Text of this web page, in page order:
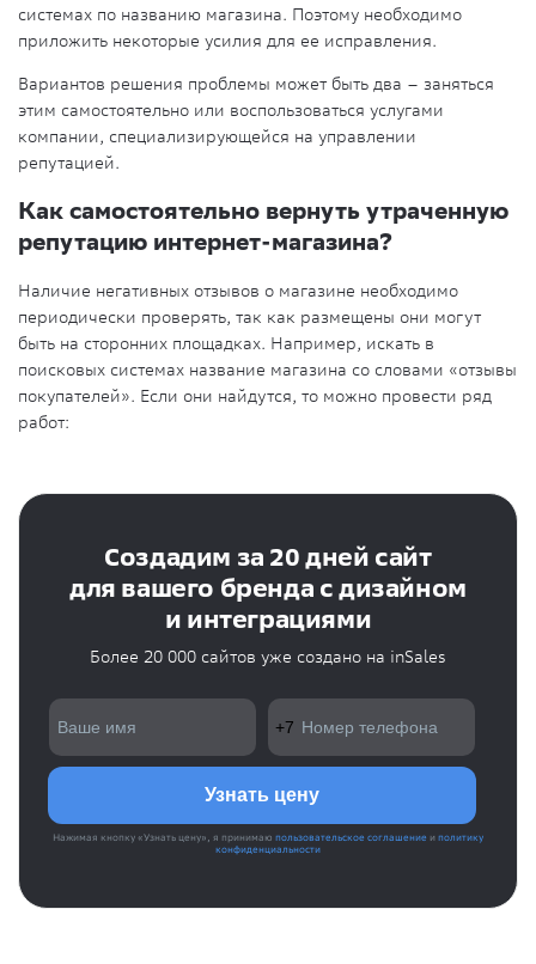
системах по названию магазина. Поэтому необходимо
приложить некоторые усилия для ее исправления.
Вариантов решения проблемы может быть два – заняться
этим самостоятельно или воспользоваться услугами
компании, специализирующейся на управлении
репутацией.
Как самостоятельно вернуть утраченную
репутацию интернет-магазина?
Наличие негативных отзывов о магазине необходимо
периодически проверять, так как размещены они могут
быть на сторонних площадках. Например, искать в
поисковых системах название магазина со словами «отзывы
покупателей». Если они найдутся, то можно провести ряд
работ:
Создадим за 20 дней сайт
для вашего бренда с дизайном
и интеграциями
Более 20 000 сайтов уже создано на inSales
Нажимая кнопку «Узнать цену», я принимаю пользовательское соглашение и политику
конфиденциальности